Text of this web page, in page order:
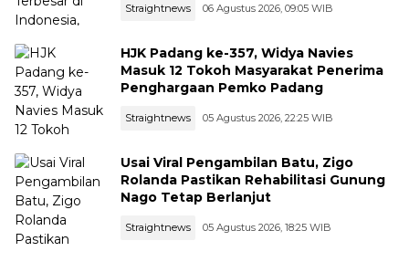
Straightnews 06 Agustus 2026, 09:05 WIB
HJK Padang ke-357, Widya Navies
Masuk 12 Tokoh Masyarakat Penerima
Penghargaan Pemko Padang
Straightnews 05 Agustus 2026, 22:25 WIB
Usai Viral Pengambilan Batu, Zigo
Rolanda Pastikan Rehabilitasi Gunung
Nago Tetap Berlanjut
Straightnews 05 Agustus 2026, 18:25 WIB